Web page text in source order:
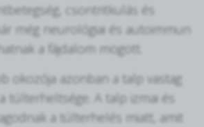
csontritkulás és
még neurológiai és autoimmun
a fájdalom mögött.
okozója azonban a talp vastag
túlterheltsége. A talp izmai és
a túlterhelés miatt, amit